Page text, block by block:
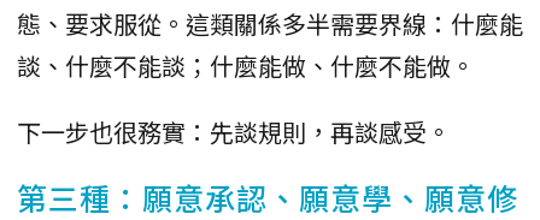
態、要求服從。這類關係多半需要界線：什麼能
談、什麼不能談；什麼能做、什麼不能做。
下一步也很務實：先談規則，再談感受。
第三種：願意承認、願意學、願意修